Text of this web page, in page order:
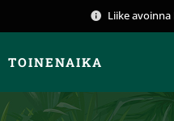
Liike avoinna
TOINENAIKA